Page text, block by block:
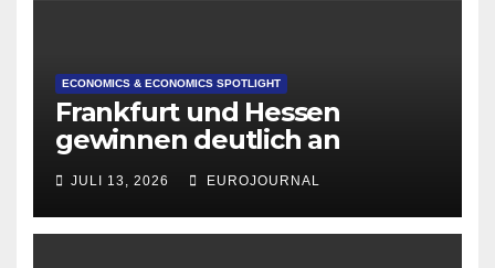
ECONOMICS & ECONOMICS SPOTLIGHT
Frankfurt und Hessen
gewinnen deutlich an
Attraktivität für Startup-
Gründungen
JULI 13, 2026 EUROJOURNAL